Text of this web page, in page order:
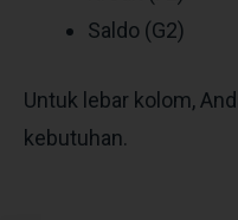
Saldo (G2)
Untuk lebar kolom,
kebutuhan.